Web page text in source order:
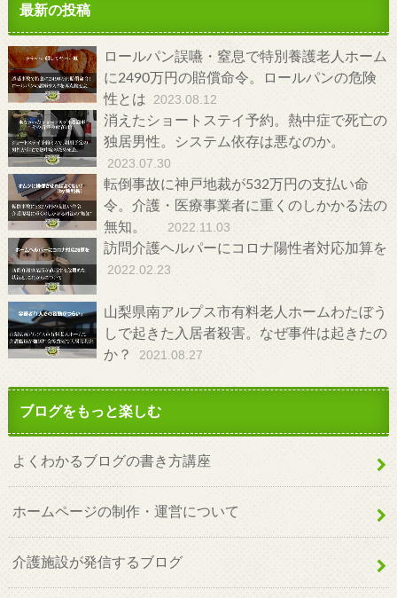
最新の投稿
ロールパン誤嚥・窒息で特別養護老人ホーム
に2490万円の賠償命令。ロールパンの危険
性とは
2023.08.12
消えたショートステイ予約。熱中症で死亡の
独居男性。システム依存は悪なのか。
2023.07.30
転倒事故に神戸地裁が532万円の支払い命
令。介護・医療事業者に重くのしかかる法の
無知。
2022.11.03
訪問介護ヘルパーにコロナ陽性者対応加算を
2022.02.23
山梨県南アルプス市有料老人ホームわたぼう
しで起きた入居者殺害。なぜ事件は起きたの
か？
2021.08.27
ブログをもっと楽しむ
よくわかるブログの書き方講座
ホームページの制作・運営について
介護施設が発信するブログ